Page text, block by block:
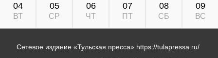
04
ВТ
05
СР
06
ЧТ
07
ПТ
08
СБ
09
ВС
Сетевое издание «Тульская пресса» https://tulapressa.ru/